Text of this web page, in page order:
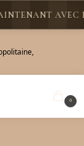
AVEC LE
0